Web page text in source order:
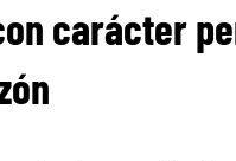
carácter